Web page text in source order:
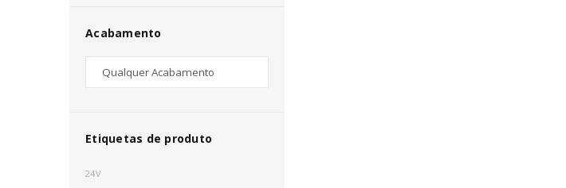
INICIAR SESSÃO
Acabamento
Etiquetas de produto
24V